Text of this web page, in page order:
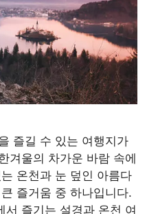
즐길 수 있는 여행지가
겨울의 차가운 바람 속에
온천과 눈 덮인 아름다
즐거움 중 하나입니다.
서 즐기는 설경과 온천 여